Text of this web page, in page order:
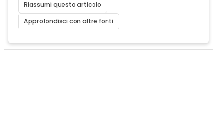
Riassumi questo articolo
Approfondisci con altre fonti